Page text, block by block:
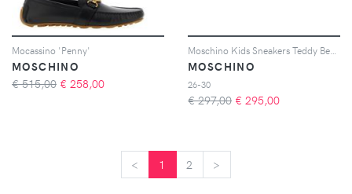
Mocassino 'Penny'
MOSCHINO
€ 515,00 € 258,00
MOSCHINO
26-30
€ 297,00 € 295,00
< 1 2 >